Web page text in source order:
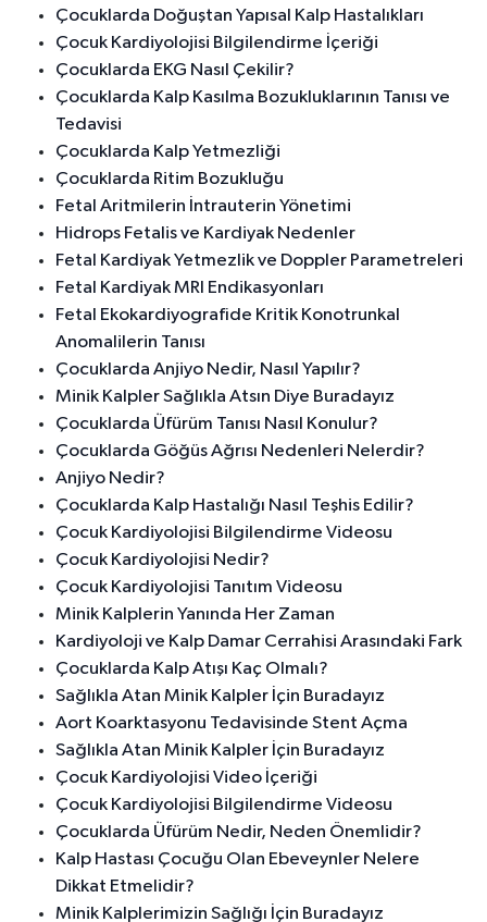
Çocuklarda Doğuştan Yapısal Kalp Hastalıkları
Çocuk Kardiyolojisi Bilgilendirme İçeriği
Çocuklarda EKG Nasıl Çekilir?
Çocuklarda Kalp Kasılma Bozukluklarının Tanısı ve
Tedavisi
Çocuklarda Kalp Yetmezliği
Çocuklarda Ritim Bozukluğu
Fetal Aritmilerin İntrauterin Yönetimi
Hidrops Fetalis ve Kardiyak Nedenler
Fetal Kardiyak Yetmezlik ve Doppler Parametreleri
Fetal Kardiyak MRI Endikasyonları
Fetal Ekokardiyografide Kritik Konotrunkal
Anomalilerin Tanısı
Çocuklarda Anjiyo Nedir, Nasıl Yapılır?
Minik Kalpler Sağlıkla Atsın Diye Buradayız
Çocuklarda Üfürüm Tanısı Nasıl Konulur?
Çocuklarda Göğüs Ağrısı Nedenleri Nelerdir?
Anjiyo Nedir?
Çocuklarda Kalp Hastalığı Nasıl Teşhis Edilir?
Çocuk Kardiyolojisi Bilgilendirme Videosu
Çocuk Kardiyolojisi Nedir?
Çocuk Kardiyolojisi Tanıtım Videosu
Minik Kalplerin Yanında Her Zaman
Kardiyoloji ve Kalp Damar Cerrahisi Arasındaki Fark
Çocuklarda Kalp Atışı Kaç Olmalı?
Sağlıkla Atan Minik Kalpler İçin Buradayız
Aort Koarktasyonu Tedavisinde Stent Açma
Sağlıkla Atan Minik Kalpler İçin Buradayız
Çocuk Kardiyolojisi Video İçeriği
Çocuk Kardiyolojisi Bilgilendirme Videosu
Çocuklarda Üfürüm Nedir, Neden Önemlidir?
Kalp Hastası Çocuğu Olan Ebeveynler Nelere
Dikkat Etmelidir?
Minik Kalplerimizin Sağlığı İçin Buradayız